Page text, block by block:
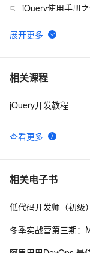
5 jQuery使用手册
6
jQuery技术内幕
7 jquery选择器大全
8 Jquery checkbox
9 JQuery动画
10
相关课程
查看更多
jQuery开发教程
相关电子书
低代码开发师（初级
冬季实战营第三期：